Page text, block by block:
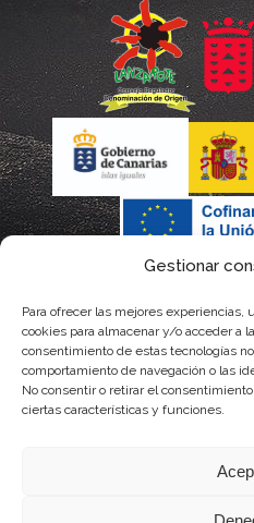
Gestionar
Para ofrecer las mejores experiencias,
cookies para almacenar y/o acceder a
consentimiento de estas tecnologías
comportamiento de navegación o las
No consentir o retirar el
ciertas características y funciones.
La gestión de la DOP Lanzarote realizada
con fondos provenientes del